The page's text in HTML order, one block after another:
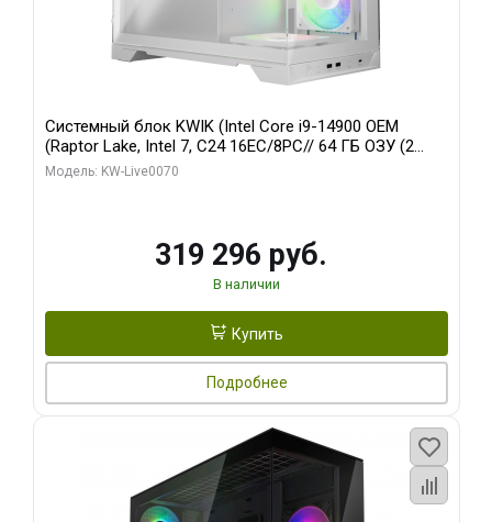
Системный блок KWIK (Intel Core i9-14900 OEM
(Raptor Lake, Intel 7, C24 16EC/8PC// 64 ГБ ОЗУ (2
модуля)/ Gigabyte RTX5080 XTREME WATERFORCE
Модель: KW-Live0070
319 296 руб.
В наличии
Купить
Подробнее